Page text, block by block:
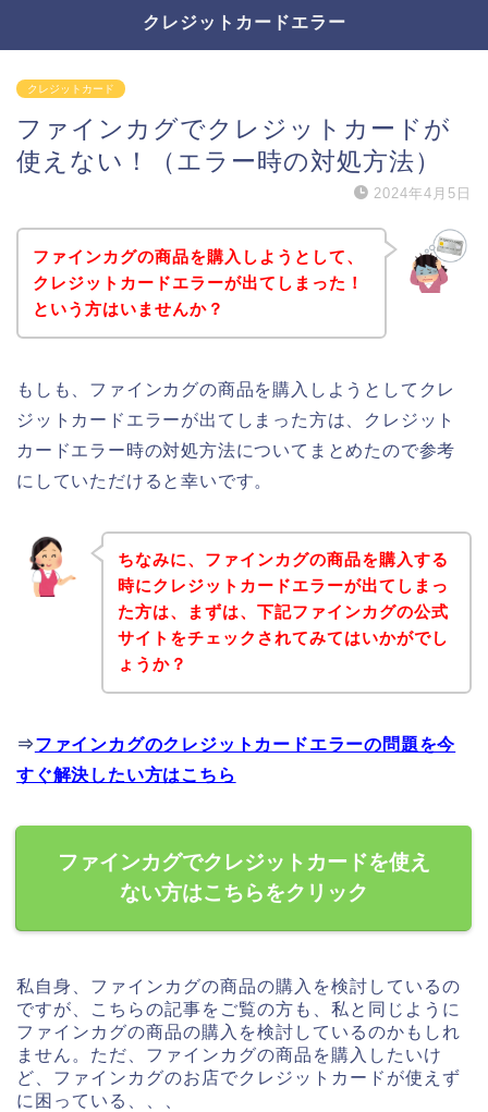
クレジットカードエラー
クレジットカード
ファインカグでクレジットカードが
使えない！（エラー時の対処方法）
2024年4月5日
ファインカグの商品を購入しようとして、
クレジットカードエラーが出てしまった！
という方はいませんか？
もしも、ファインカグの商品を購入しようとしてクレ
ジットカードエラーが出てしまった方は、クレジット
カードエラー時の対処方法についてまとめたので参考
にしていただけると幸いです。
ちなみに、ファインカグの商品を購入する
時にクレジットカードエラーが出てしまっ
た方は、まずは、下記ファインカグの公式
サイトをチェックされてみてはいかがでし
ょうか？
⇒ファインカグのクレジットカードエラーの問題を今
すぐ解決したい方はこちら
ファインカグでクレジットカードを使え
ない方はこちらをクリック
私自身、ファインカグの商品の購入を検討しているの
ですが、こちらの記事をご覧の方も、私と同じように
ファインカグの商品の購入を検討しているのかもしれ
ません。ただ、ファインカグの商品を購入したいけ
ど、ファインカグのお店でクレジットカードが使えず
に困っている、、、